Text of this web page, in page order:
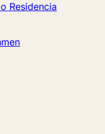
Residencia